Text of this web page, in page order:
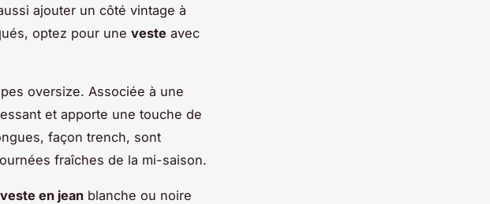
ajouter un côté vintage à
optez pour une veste avec
oversize. Associée à une
et apporte une touche de
façon trench, sont
fraîches de la mi-saison.
veste en jean blanche ou noire